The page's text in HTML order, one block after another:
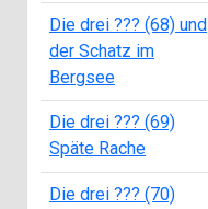
Die drei ??? (68) und
der Schatz im
Bergsee
Die drei ??? (69)
Späte Rache
Die drei ??? (70)